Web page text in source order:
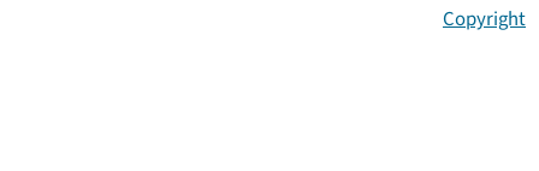
Copyright